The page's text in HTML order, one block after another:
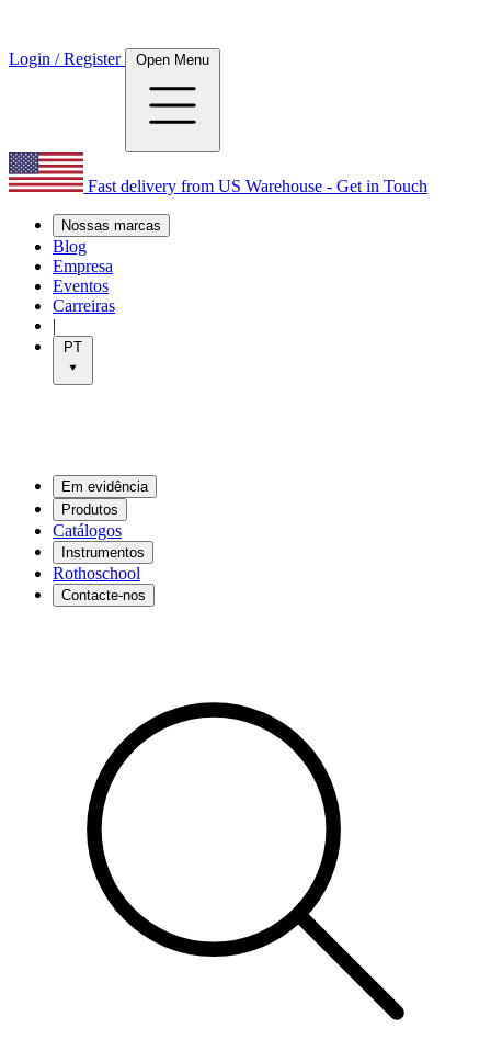
Login / Register Open Menu
Fast delivery from US Warehouse - Get in Touch
Nossas marcas
Blog
Empresa
Eventos
Carreiras
|
PT
Em evidência
Produtos
Catálogos
Instrumentos
Rothoschool
Contacte-nos